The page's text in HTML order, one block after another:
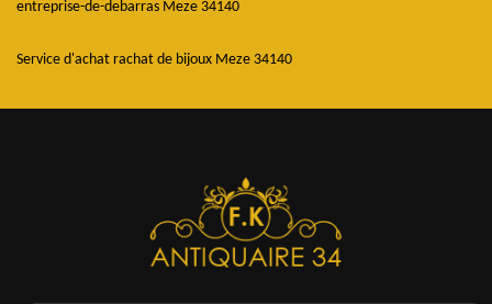
entreprise-de-debarras Meze 34140
Service d'achat rachat de bijoux Meze 34140